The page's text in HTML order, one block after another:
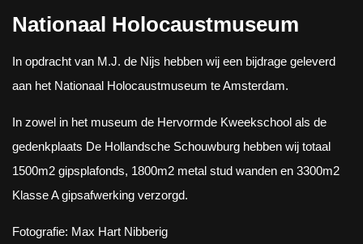
Nationaal Holocaustmuseum
In opdracht van M.J. de Nijs hebben wij een bijdrage geleverd
aan het Nationaal Holocaustmuseum te Amsterdam.
In zowel in het museum de Hervormde Kweekschool als de
gedenkplaats De Hollandsche Schouwburg hebben wij totaal
1500m2 gipsplafonds, 1800m2 metal stud wanden en 3300m2
Klasse A gipsafwerking verzorgd.
Fotografie: Max Hart Nibberig